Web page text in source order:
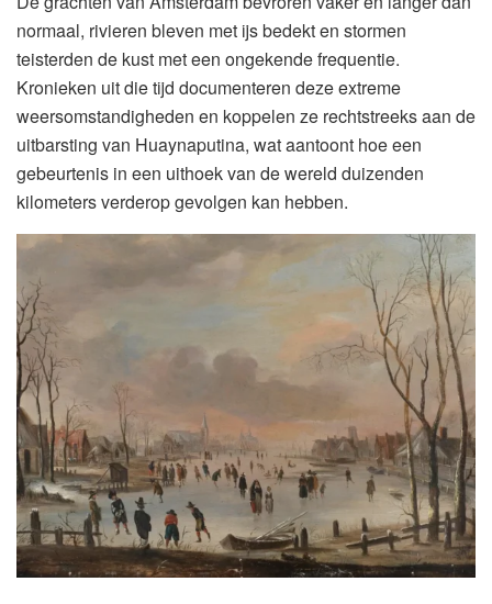
normaal, rivieren bleven met ijs bedekt en stormen
teisterden de kust met een ongekende frequentie.
Kronieken uit die tijd documenteren deze extreme
weersomstandigheden en koppelen ze rechtstreeks aan de
uitbarsting van Huaynaputina, wat aantoont hoe een
gebeurtenis in een uithoek van de wereld duizenden
kilometers verderop gevolgen kan hebben.